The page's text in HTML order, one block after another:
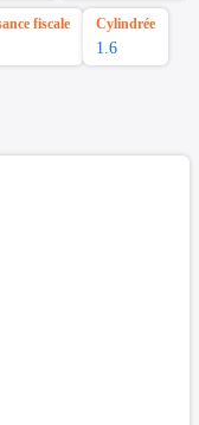
fiscale Cylindrée
1.6